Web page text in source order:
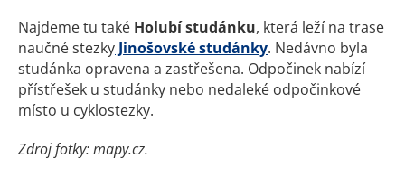
Najdeme tu také Holubí studánku, která leží na trase
naučné stezky Jinošovské studánky. Nedávno byla
studánka opravena a zastřešena. Odpočinek nabízí
přístřešek u studánky nebo nedaleké odpočinkové
místo u cyklostezky.
Zdroj fotky: mapy.cz.